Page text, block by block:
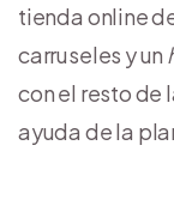
tienda online
carruseles y un
con el resto de
ayuda de la